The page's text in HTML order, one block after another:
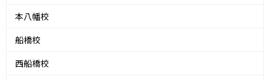
本八幡校
船橋校
西船橋校